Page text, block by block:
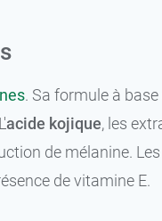
. Sa formule à
acide kojique, les
de mélanine.
de vitamine E.